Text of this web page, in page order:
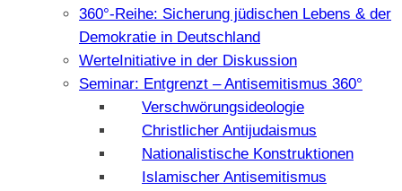
360°-Reihe: Sicherung jüdischen Lebens & der
Demokratie in Deutschland
WerteInitiative in der Diskussion
Seminar: Entgrenzt – Antisemitismus 360°
Verschwörungsideologie
Christlicher Antijudaismus
Nationalistische Konstruktionen
Islamischer Antisemitismus